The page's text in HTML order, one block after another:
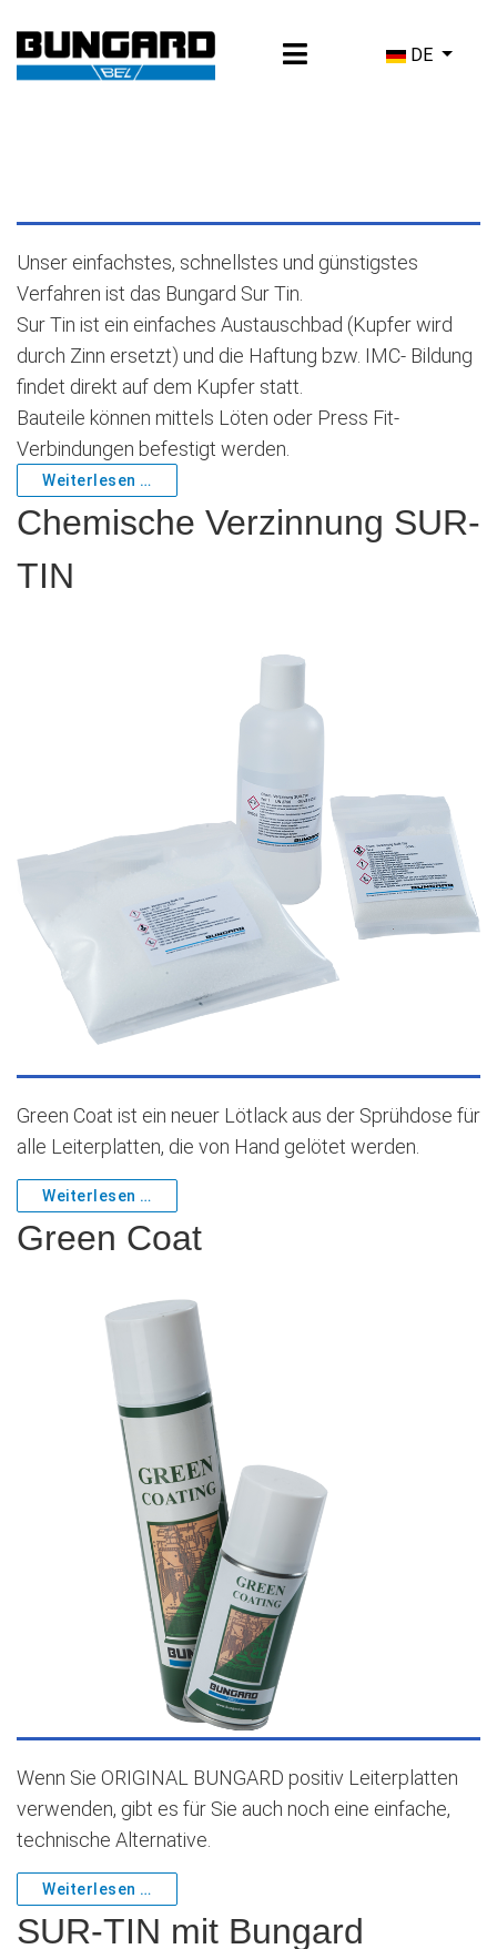
Sprache
DE
Chemische Verzinnung SUR-
TIN
Unser einfachstes, schnellstes und günstigstes
Verfahren ist das Bungard Sur Tin.
Sur Tin ist ein einfaches Austauschbad (Kupfer wird
durch Zinn ersetzt) und die Haftung bzw. IMC- Bildung
findet direkt auf dem Kupfer statt.
Bauteile können mittels Löten oder Press Fit-
Verbindungen befestigt werden.
Weiterlesen …
Green Coat
Green Coat ist ein neuer Lötlack aus der Sprühdose für
alle Leiterplatten, die von Hand gelötet werden.
Weiterlesen …
SUR-TIN mit Bungard
Wenn Sie ORIGINAL BUNGARD positiv Leiterplatten
verwenden, gibt es für Sie auch noch eine einfache,
technische Alternative.
Weiterlesen …